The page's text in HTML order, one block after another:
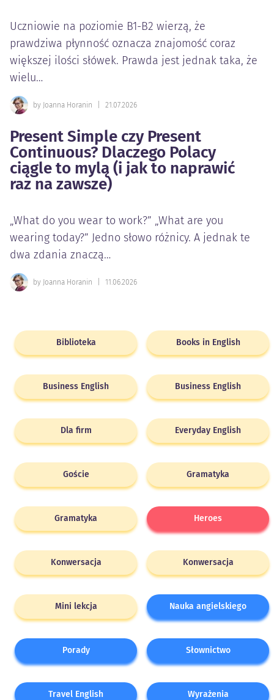
Uczniowie na poziomie B1-B2 wierzą, że
prawdziwa płynność oznacza znajomość coraz
większej ilości słówek. Prawda jest jednak taka, że
wielu…
by Joanna Horanin 21.07.2026
Present Simple czy Present
Continuous? Dlaczego Polacy
ciągle to mylą (i jak to naprawić
raz na zawsze)
„What do you wear to work?” „What are you
wearing today?” Jedno słowo różnicy. A jednak te
dwa zdania znaczą…
by Joanna Horanin 11.06.2026
Biblioteka Books in English
Business English Business English
Dla firm Everyday English
Goście Gramatyka
Gramatyka Heroes
Konwersacja Konwersacja
Mini lekcja Nauka angielskiego
Porady Słownictwo
Travel English Wyrażenia